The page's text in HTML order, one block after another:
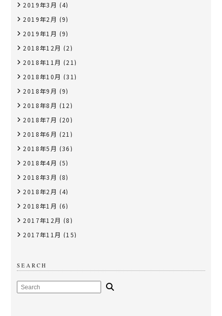
2019年3月 (4)
2019年2月 (9)
2019年1月 (9)
2018年12月 (2)
2018年11月 (21)
2018年10月 (31)
2018年9月 (9)
2018年8月 (12)
2018年7月 (20)
2018年6月 (21)
2018年5月 (36)
2018年4月 (5)
2018年3月 (8)
2018年2月 (4)
2018年1月 (6)
2017年12月 (8)
2017年11月 (15)
SEARCH